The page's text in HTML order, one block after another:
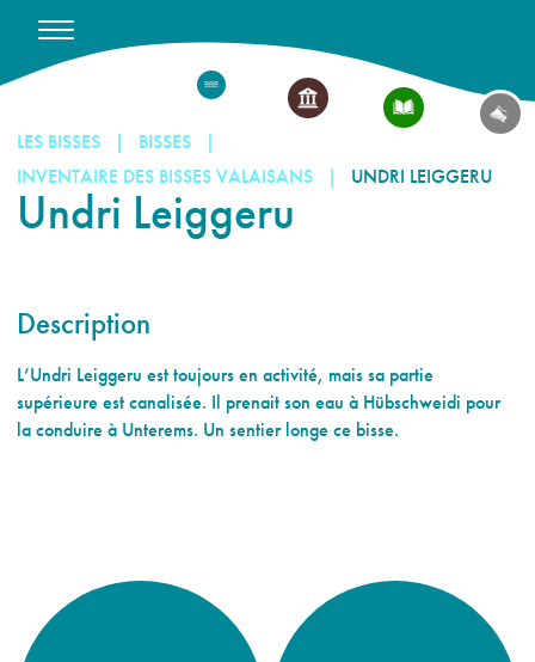
LES BISSES
BISSES
INVENTAIRE DES BISSES VALAISANS
UNDRI LEIGGERU
Undri Leiggeru
Description
L’Undri Leiggeru est toujours en activité, mais sa partie
supérieure est canalisée. Il prenait son eau à Hübschweidi pour
la conduire à Unterems. Un sentier longe ce bisse.